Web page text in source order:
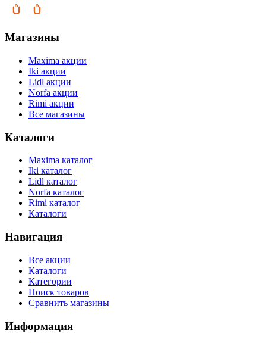
Магазины
Maxima акции
Iki акции
Lidl акции
Norfa акции
Rimi акции
Все магазины
Каталоги
Maxima каталог
Iki каталог
Lidl каталог
Norfa каталог
Rimi каталог
Каталоги
Навигация
Все акции
Каталоги
Категории
Поиск товаров
Сравнить магазины
Информация